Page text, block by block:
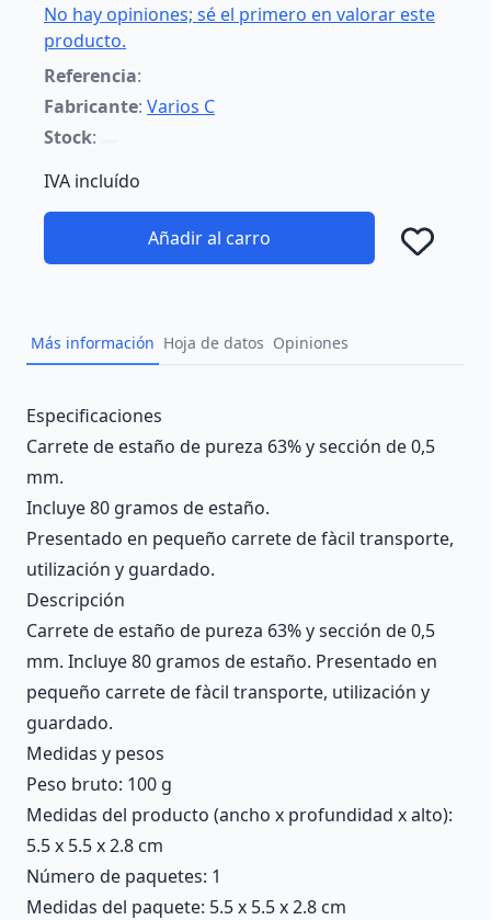
No hay opiniones; sé el primero en valorar este
producto.
Referencia:
Fabricante: Varios C
Stock:
IVA incluído
Añadir al carro
Más información Hoja de datos Opiniones
Description
Especificaciones
Carrete de estaño de pureza 63% y sección de 0,5
mm.
Incluye 80 gramos de estaño.
Presentado en pequeño carrete de fàcil transporte,
utilización y guardado.
Descripción
Carrete de estaño de pureza 63% y sección de 0,5
mm. Incluye 80 gramos de estaño. Presentado en
pequeño carrete de fàcil transporte, utilización y
guardado.
Medidas y pesos
Peso bruto: 100 g
Medidas del producto (ancho x profundidad x alto):
5.5 x 5.5 x 2.8 cm
Número de paquetes: 1
Medidas del paquete: 5.5 x 5.5 x 2.8 cm